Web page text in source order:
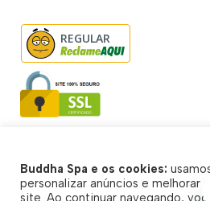
REGULAR
© Buddha Spa 2026 - Todos
Buddha Spa e os cookies:
personalizar anúncios e melhorar
site. Ao continuar navegando,